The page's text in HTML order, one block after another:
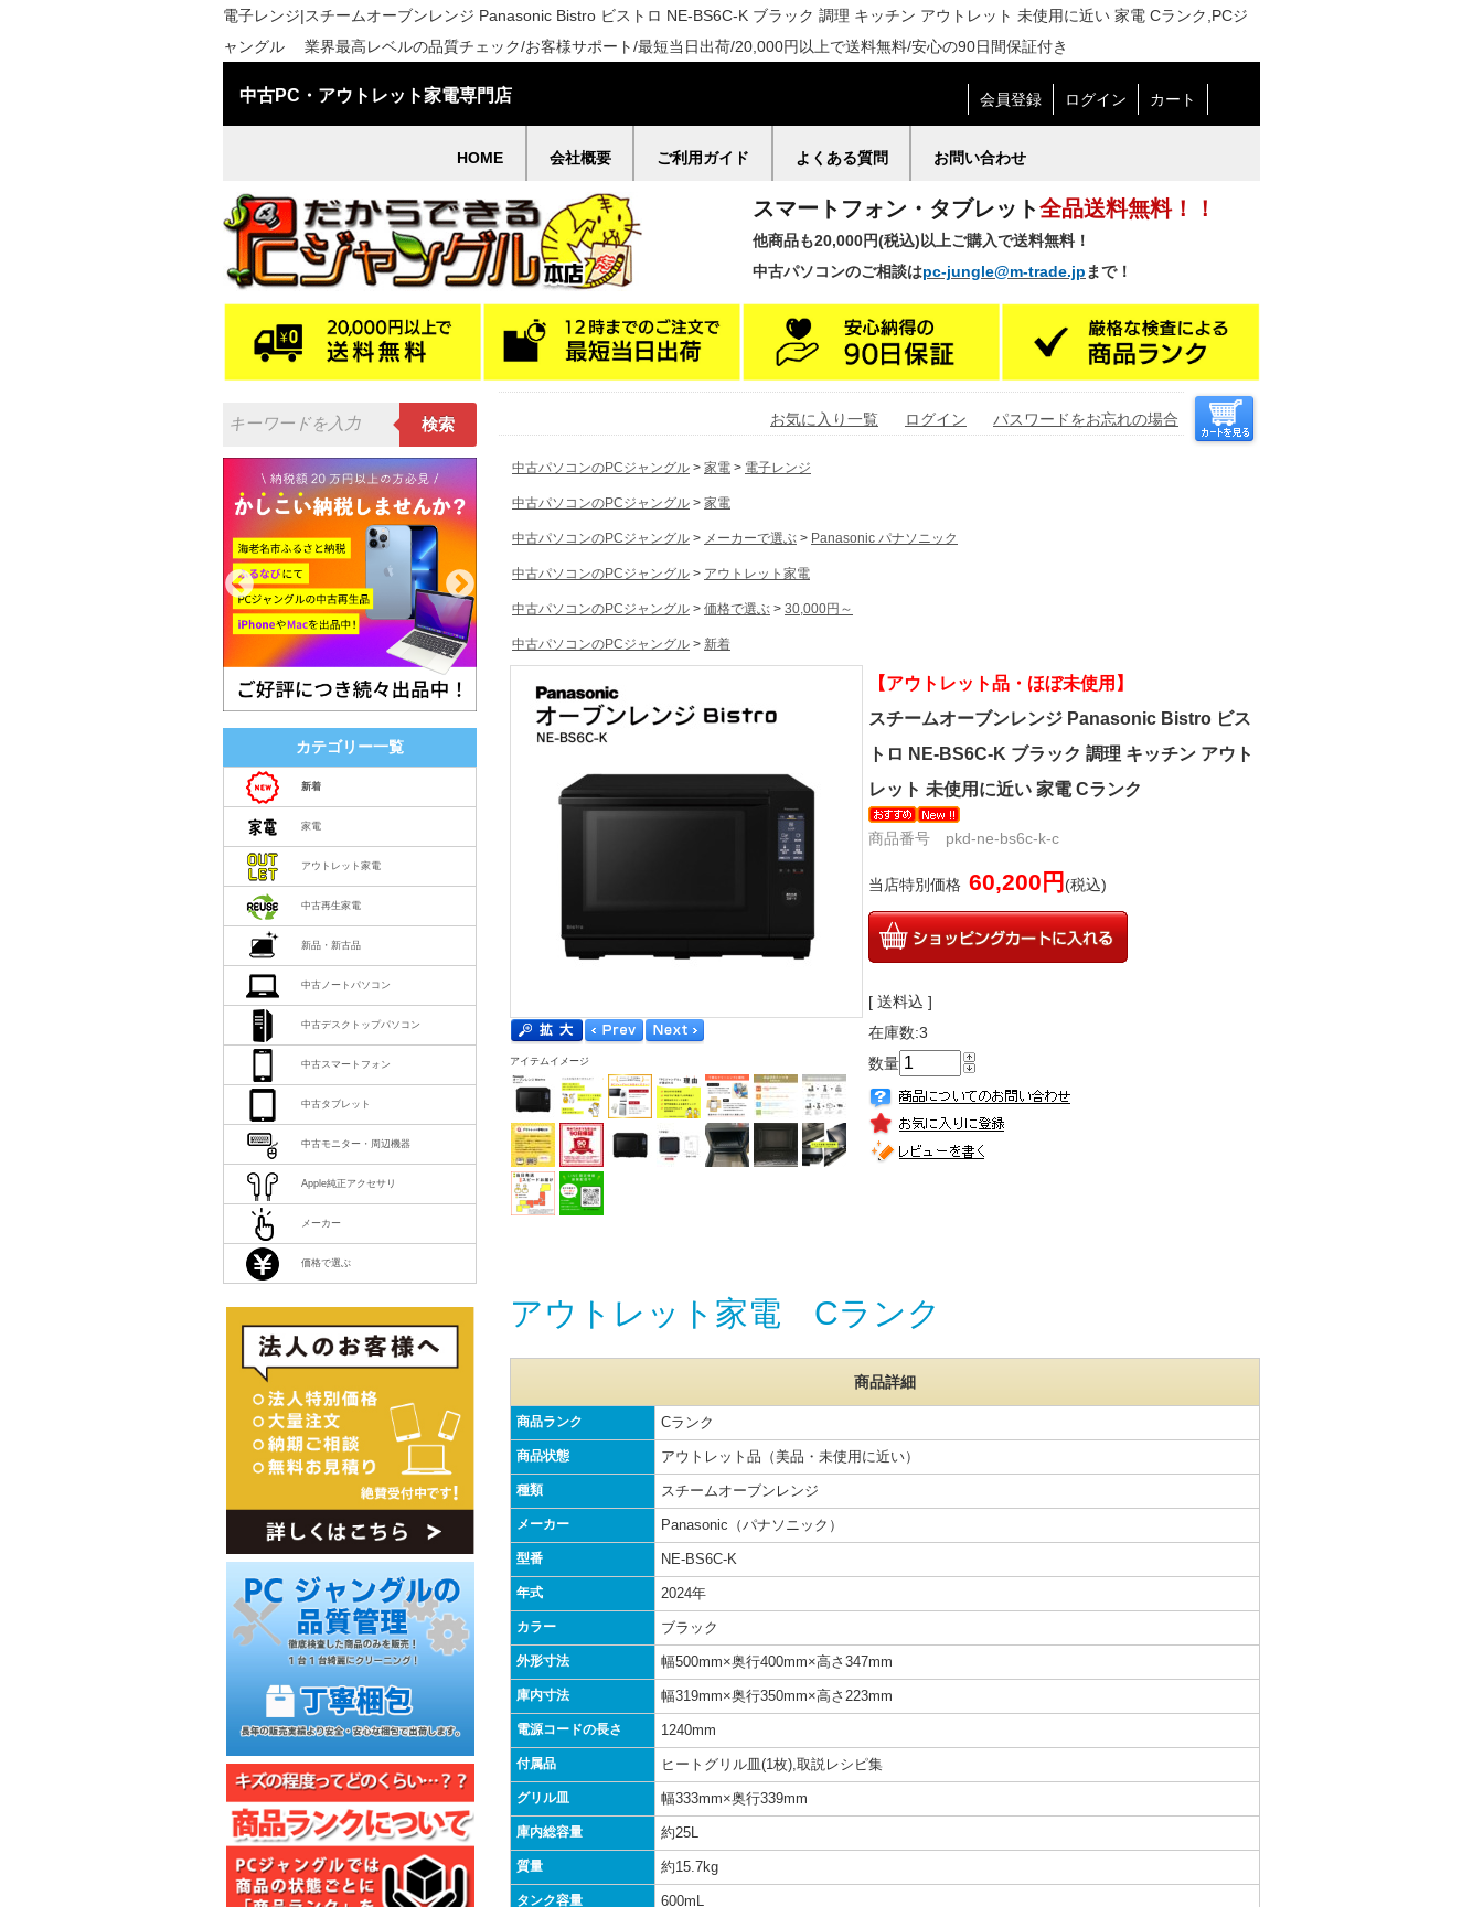
電子レンジ|スチームオーブンレンジ Panasonic Bistro ビストロ NE-BS6C-K ブラック 調理 キッチン アウトレット 未使用に近い 家電 Cランク,PCジ
ャングル 業界最高レベルの品質チェック/お客様サポート/最短当日出荷/20,000円以上で送料無料/安心の90日間保証付き
中古PC・アウトレット家電専門店 会員登録 ログイン カート
HOME 会社概要 ご利用ガイド よくある質問 お問い合わせ
スマートフォン・タブレット全品送料無料！！
他商品も20,000円(税込)以上ご購入で送料無料！
中古パソコンのご相談はpc-jungle@m-trade.jp まで！
検索
カテゴリー一覧
新着
家電
アウトレット家電
中古再生家電
新品・新古品
中古ノートパソコン
中古デスクトップパソコン
中古スマートフォン
中古タブレット
中古モニター・周辺機器
Apple純正アクセサリ
メーカー
価格で選ぶ
お気に入り一覧 ログイン パスワードをお忘れの場合
中古パソコンのPCジャングル > 家電 > 電子レンジ
中古パソコンのPCジャングル > 家電
中古パソコンのPCジャングル > メーカーで選ぶ > Panasonic パナソニック
中古パソコンのPCジャングル > アウトレット家電
中古パソコンのPCジャングル > 価格で選ぶ > 30,000円～
中古パソコンのPCジャングル > 新着
【アウトレット品・ほぼ未使用】
スチームオーブンレンジ Panasonic Bistro ビス
トロ NE-BS6C-K ブラック 調理 キッチン アウト
レット 未使用に近い 家電 Cランク
商品番号 pkd-ne-bs6c-k-c
当店特別価格 60,200円 (税込)
[ 送料込 ]
在庫数:3
数量
アイテムイメージ
アウトレット家電 Cランク
商品詳細
商品ランク Cランク
商品状態 アウトレット品（美品・未使用に近い）
種類 スチームオーブンレンジ
メーカー Panasonic（パナソニック）
型番 NE-BS6C-K
年式 2024年
カラー ブラック
外形寸法 幅500mm×奥行400mm×高さ347mm
庫内寸法 幅319mm×奥行350mm×高さ223mm
電源コードの長さ 1240mm
付属品 ヒートグリル皿(1枚),取説レシピ集
グリル皿 幅333mm×奥行339mm
庫内総容量 約25L
質量 約15.7kg
タンク容量 600mL